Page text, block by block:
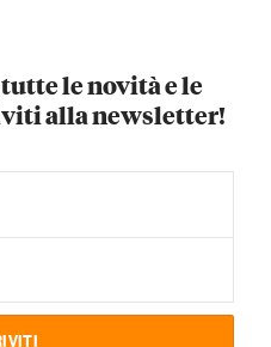
le novità e le
alla newsletter!